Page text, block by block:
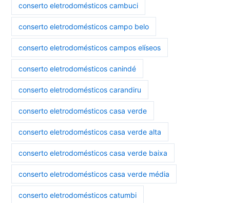
conserto eletrodomésticos cambuci
conserto eletrodomésticos campo belo
conserto eletrodomésticos campos elíseos
conserto eletrodomésticos canindé
conserto eletrodomésticos carandiru
conserto eletrodomésticos casa verde
conserto eletrodomésticos casa verde alta
conserto eletrodomésticos casa verde baixa
conserto eletrodomésticos casa verde média
conserto eletrodomésticos catumbi